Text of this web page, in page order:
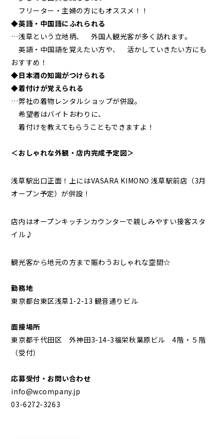
フリーター・主婦の方にもオススメ！！
◆英語・中国語にふれられる
…浅草という立地柄、 外国人観光客が多く訪れます。
英語・中国語を覚えたい方や、 活かしていきたい方にも
おすすめ！
◆日本酒の知識がつけられる
◆着付けが覚えられる
…弊社の着物レンタルショップが併設。
希望者はバイトおわりに、
着付けを教えてもらうこともできますよ！
＜おしゃれな外観・店内完成予定図＞
浅草駅出口正面！上にはVASARA KIMONO 浅草駅前店（3月
オープン予定）が併設！
店内はオープンキッチンカウンターで親しみやすい接客スタ
イル♪
観光客から地元の方まで賑わうおしゃれな空間☆
勤務地
東京都台東区浅草1-2-13 観音通りビル
面接場所
東京都千代田区 外神田3-14-3福栄秋葉原ビル 4階・５階
（受付）
応募受付・お問い合わせ
info@wcompany.jp
03-6272-3263